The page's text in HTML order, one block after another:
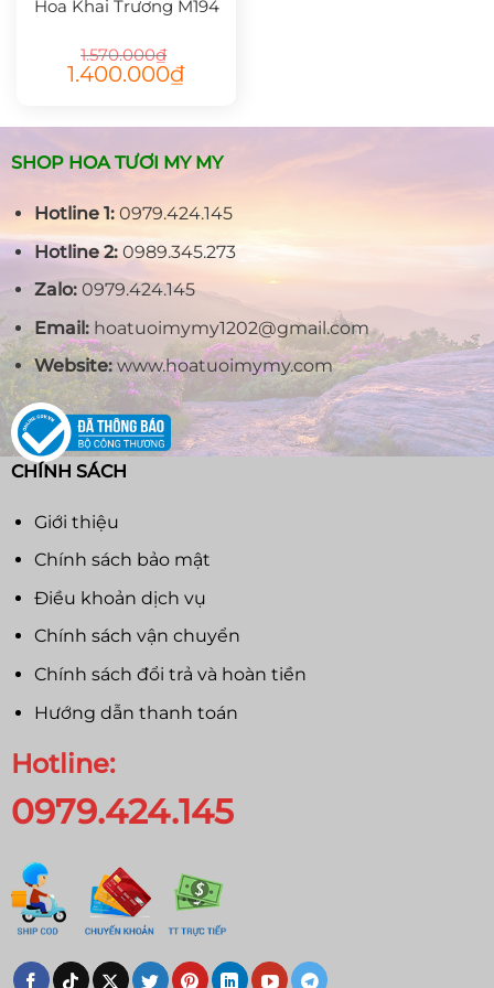
Hoa Khai Trương M194
1.570.000₫
Giá
gốc
1.400.000₫Giá
1.400.000₫.
SHOP HOA TƯƠI MY MY
Hotline 1:0979.424.145
Hotline 2:0989.345.273
Zalo:0979.424.145
Email:hoatuoimymy1202@gmail.com
Website:www.hoatuoimymy.com
CHÍNH SÁCH
Giới thiệu
Chính sách bảo mật
Điều khoản dịch vụ
Chính sách vận chuyển
Chính sách đổi trả và hoàn tiền
Hướng dẫn thanh toán
Hotline:
0979.424.145